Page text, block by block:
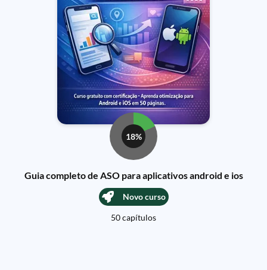
18%
Guia completo de ASO para aplicativos android e ios
Novo curso
50 capítulos